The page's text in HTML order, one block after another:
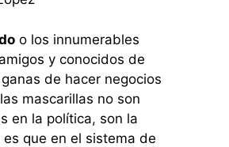
o los innumerables
y conocidos de
de hacer negocios
mascarillas no son
en la política, son la
que en el sistema de